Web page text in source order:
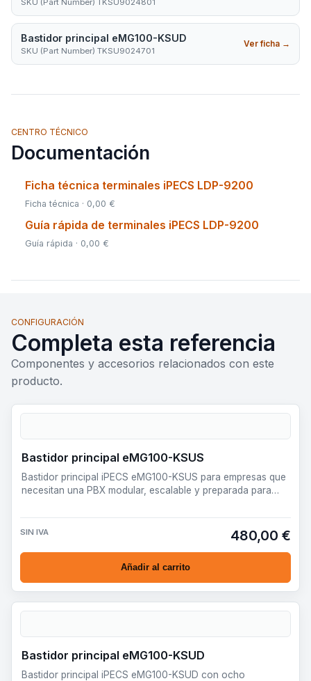
SKU (Part Number) TKSU9024801
Bastidor principal eMG100-KSUD
SKU (Part Number) TKSU9024701
Ver ficha →
CENTRO TÉCNICO
Documentación
Ficha técnica terminales iPECS LDP-9200
Ficha técnica · 0,00 €
Guía rápida de terminales iPECS LDP-9200
Guía rápida · 0,00 €
CONFIGURACIÓN
Completa esta referencia
Componentes y accesorios relacionados con este
producto.
Bastidor principal eMG100-KSUS
Bastidor principal iPECS eMG100-KSUS para empresas que
necesitan una PBX modular, escalable y preparada para
SIN IVA 480,00 €
Añadir al carrito
Bastidor principal eMG100-KSUD
Bastidor principal iPECS eMG100-KSUD con ocho